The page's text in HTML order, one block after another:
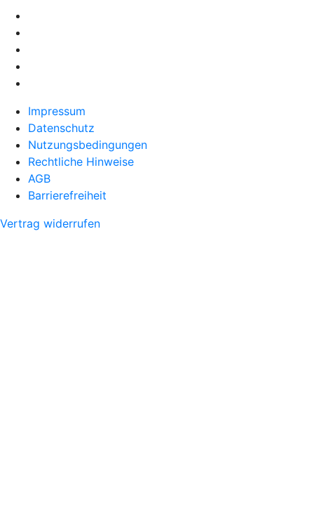
Impressum
Datenschutz
Nutzungsbedingungen
Rechtliche Hinweise
AGB
Barrierefreiheit
Vertrag widerrufen